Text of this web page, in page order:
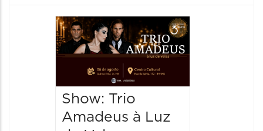
Show: Trio
Amadeus à Luz